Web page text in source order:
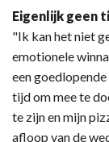
Eigenlijk geen
"Ik kan het niet
emotionele
een
tijd om mee te
te zijn en mijn
afloop van de